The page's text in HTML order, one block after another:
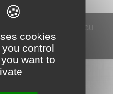
CGU
FAQ
Contact
par6Tzen
cookies
control
want to